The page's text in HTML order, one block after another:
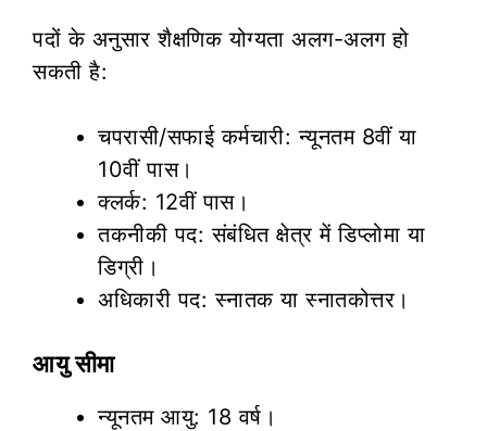
पदों के अनुसार शैक्षणिक योग्यता अलग-अलग हो
सकती है:
चपरासी/सफाई कर्मचारी: न्यूनतम 8वीं या
10वीं पास।
क्लर्क: 12वीं पास।
तकनीकी पद: संबंधित क्षेत्र में डिप्लोमा या
डिग्री।
अधिकारी पद: स्नातक या स्नातकोत्तर।
आयु सीमा
न्यूनतम आयु: 18 वर्ष।